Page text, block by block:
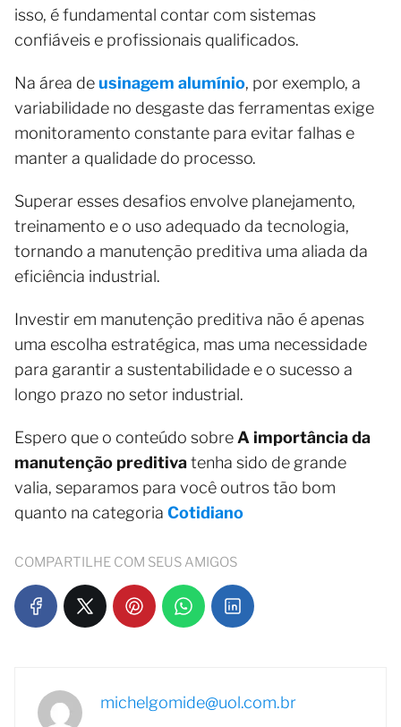
isso, é fundamental contar com sistemas
confiáveis e profissionais qualificados.
Na área deusinagem alumínio, por exemplo, a
variabilidade no desgaste das ferramentas exige
monitoramento constante para evitar falhas e
manter a qualidade do processo.
Superar esses desafios envolve planejamento,
treinamento e o uso adequado da tecnologia,
tornando a manutenção preditiva uma aliada da
eficiência industrial.
Investir em manutenção preditiva não é apenas
uma escolha estratégica, mas uma necessidade
para garantir a sustentabilidade e o sucesso a
longo prazo no setor industrial.
Espero que o conteúdo sobre A importância da
manutenção preditivatenha sido de grande
valia, separamos para você outros tão bom
quanto na categoria Cotidiano
COMPARTILHE COM SEUS AMIGOS
michelgomide@uol.com.br